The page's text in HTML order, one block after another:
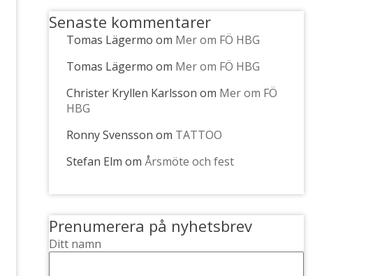
Senaste kommentarer
Tomas Lägermo om Mer om FÖ HBG
Tomas Lägermo om Mer om FÖ HBG
Christer Kryllen Karlsson om Mer om FÖ
HBG
Ronny Svensson om TATTOO
Stefan Elm om Årsmöte och fest
Prenumerera på nyhetsbrev
Ditt namn